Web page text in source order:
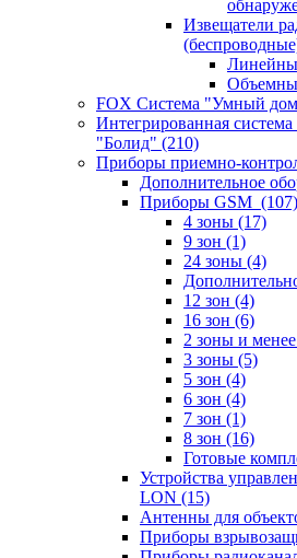
Извещатели
FOX Система "Умный
Интегрированная
"Болид" (210)
Приборы приемно-
Дополнительное
Приборы GSM (107)
4 зоны (17)
9 зон (1)
24 зоны (4)
12 зон (4)
16 зон (6)
2 зоны и менее
3 зоны (5)
5 зон (4)
6 зон (4)
7 зон (1)
8 зон (16)
Готовые
Устройства
LON (15)
Антенны для
Приборы